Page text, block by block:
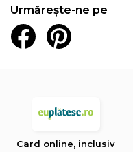
Urmărește-ne pe
Card online, inclusiv